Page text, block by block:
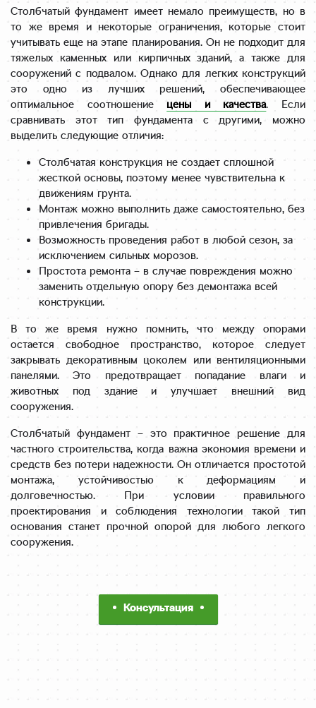
Столбчатый фундамент имеет немало преимуществ, но в
то же время и некоторые ограничения, которые стоит
учитывать еще на этапе планирования. Он не подходит для
тяжелых каменных или кирпичных зданий, а также для
сооружений с подвалом. Однако для легких конструкций
это одно из лучших решений, обеспечивающее
оптимальное соотношение цены и качества. Если
сравнивать этот тип фундамента с другими, можно
выделить следующие отличия:
Столбчатая конструкция не создает сплошной
жесткой основы, поэтому менее чувствительна к
движениям грунта.
Монтаж можно выполнить даже самостоятельно, без
привлечения бригады.
Возможность проведения работ в любой сезон, за
исключением сильных морозов.
Простота ремонта – в случае повреждения можно
заменить отдельную опору без демонтажа всей
конструкции.
В то же время нужно помнить, что между опорами
остается свободное пространство, которое следует
закрывать декоративным цоколем или вентиляционными
панелями. Это предотвращает попадание влаги и
животных под здание и улучшает внешний вид
сооружения.
Столбчатый фундамент – это практичное решение для
частного строительства, когда важна экономия времени и
средств без потери надежности. Он отличается простотой
монтажа, устойчивостью к деформациям и
долговечностью. При условии правильного
проектирования и соблюдения технологии такой тип
основания станет прочной опорой для любого легкого
сооружения.
Консультация